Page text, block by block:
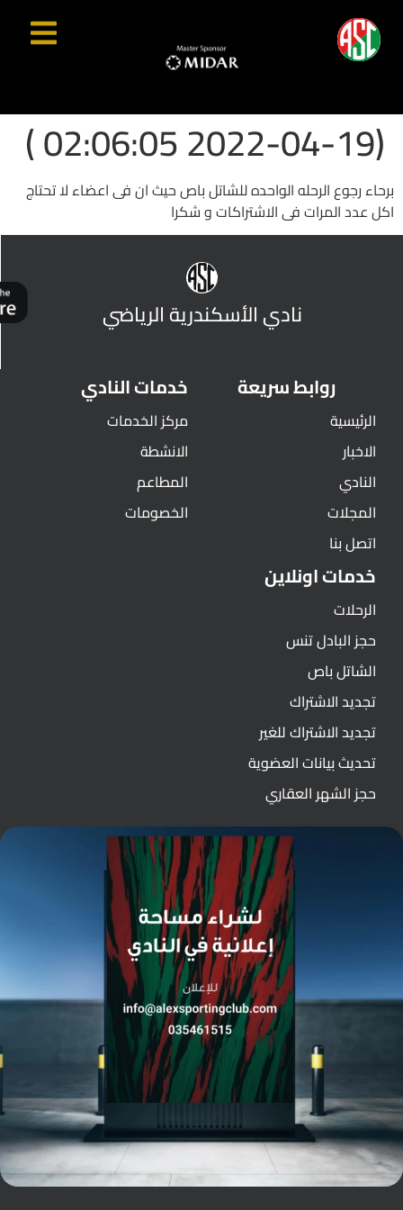
(2022-04-19 02:06:05 )
برحاء رجوع الرحله الواحده للشاتل باص حيث ان فى اعضاء لا تحتاج
اكل عدد المرات فى الاشتراكات و شكرا
نادي الأسكندرية الرياضي
روابط سريعة
الرئيسية
الاخبار
النادي
المجلات
اتصل بنا
خدمات النادي
مركز الخدمات
الانشطة
المطاعم
الخصومات
خدمات اونلاين
الرحلات
حجز البادل تنس
الشاتل باص
تجديد الاشتراك
تجديد الاشتراك للغير
تحديث بيانات العضوية
حجز الشهر العقاري